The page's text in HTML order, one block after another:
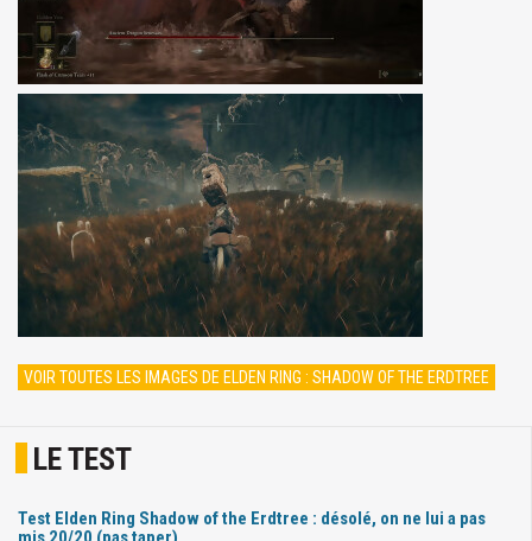
VOIR TOUTES LES IMAGES DE ELDEN RING : SHADOW OF THE ERDTREE
LE TEST
Test Elden Ring Shadow of the Erdtree : désolé, on ne lui a pas